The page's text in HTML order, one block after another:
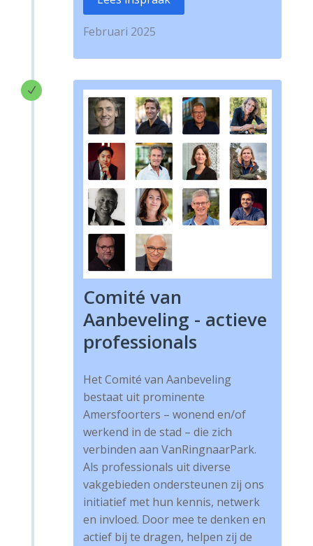
Februari 2025
N
Comité van
Aanbeveling - actieve
professionals
Het Comité van Aanbeveling
bestaat uit prominente
Amersfoorters – wonend en/of
werkend in de stad – die zich
verbinden aan VanRingnaarPark.
Als professionals uit diverse
vakgebieden ondersteunen zij ons
initiatief met hun kennis, netwerk
en invloed. Door mee te denken en
actief bij te dragen, helpen zij de